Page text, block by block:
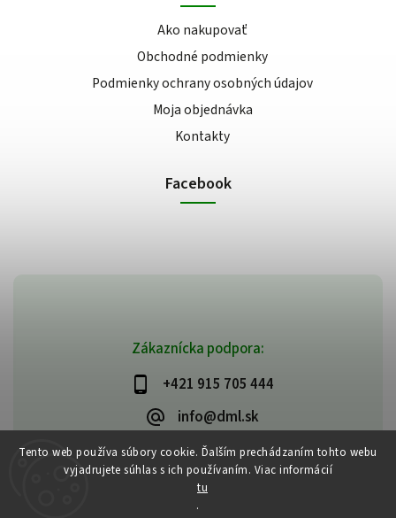
Tento web používa súbory cookie. Ďalším prechádzaním tohto webu
vyjadrujete súhlas s ich používaním. Viac informácií
tu
.
Zákaznícka podpora:
+421 915 705 444
info@dml.sk
Ako nakupovať
Obchodné podmienky
Podmienky ochrany osobných údajov
Moja objednávka
Kontakty
Facebook